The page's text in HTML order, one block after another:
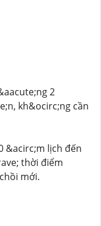
2
kh&ocirc;ng cần
&acirc;m lịch đến
thời điểm
mới.